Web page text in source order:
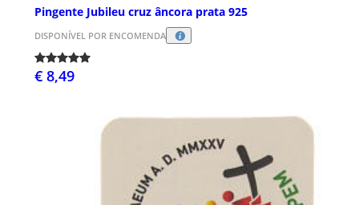
Pingente Jubileu cruz âncora prata 925
DISPONÍVEL POR ENCOMENDA
€ 8,49